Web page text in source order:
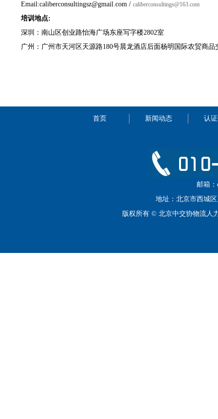
Email:caliberconsultingsz@gmail.com / caliberconsultings@163.com
培训地点:
深圳：南山区创业路怡海广场东座写字楼2802室
广州：广州市天河区天源路180号晨龙酒店后面杨明国际农贸商
首页 新闻动态 认
邮箱：
地址：北京市西城区
版权所有 © 北京中交协物流人